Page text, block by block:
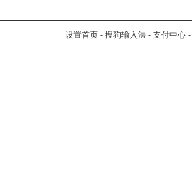
设置首页 - 搜狗输入法 - 支付中心 -